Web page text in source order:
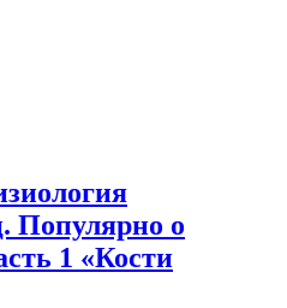
Популярно о
1 «Кости